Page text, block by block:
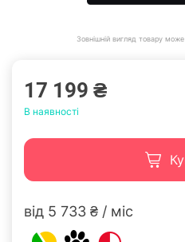
Зовнішній вигляд товару може
17 199 ₴
В наявності
від 5 733 ₴ / міс